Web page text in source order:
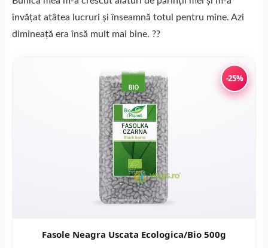
învățat atâtea lucruri și înseamnă totul pentru mine. Azi
dimineață era însă mult mai bine. ??
-25%
Fasole Neagra Uscata Ecologica/Bio 500g